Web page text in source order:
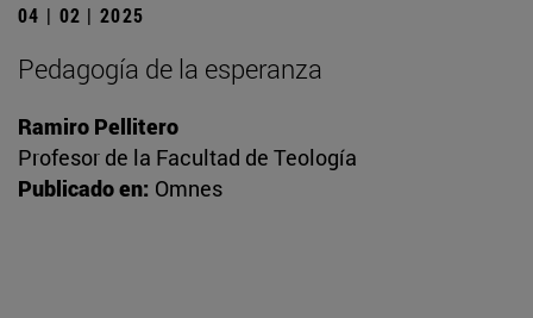
04 | 02 | 2025
Pedagogía de la esperanza
Ramiro Pellitero
Profesor de la Facultad de Teología
Publicado en: Omnes